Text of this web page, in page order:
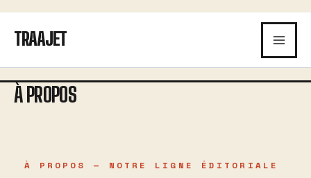
contenu
TRAAJET
À PROPOS
À PROPOS — NOTRE LIGNE ÉDITORIALE